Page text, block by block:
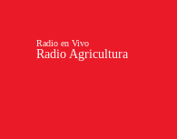
Radio Agricultura
Radio en Vivo